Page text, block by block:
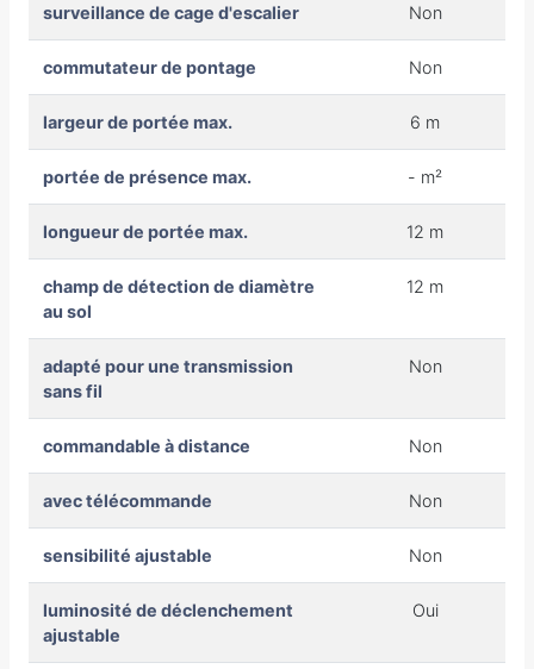
surveillance de cage d'escalier Non
commutateur de pontage Non
largeur de portée max. 6 m
portée de présence max. - m²
longueur de portée max. 12 m
champ de détection de diamètre
au sol
12 m
adapté pour une transmission
sans fil
Non
commandable à distance Non
avec télécommande Non
sensibilité ajustable Non
luminosité de déclenchement
ajustable
Oui